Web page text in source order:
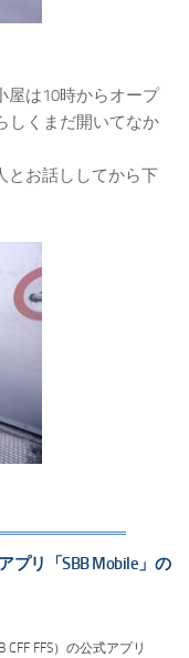
は10時からオープ
しくまだ開いてなか
お話ししてから下
プリ「SBB Mobile」の
CFF FFS）の公式アプリ